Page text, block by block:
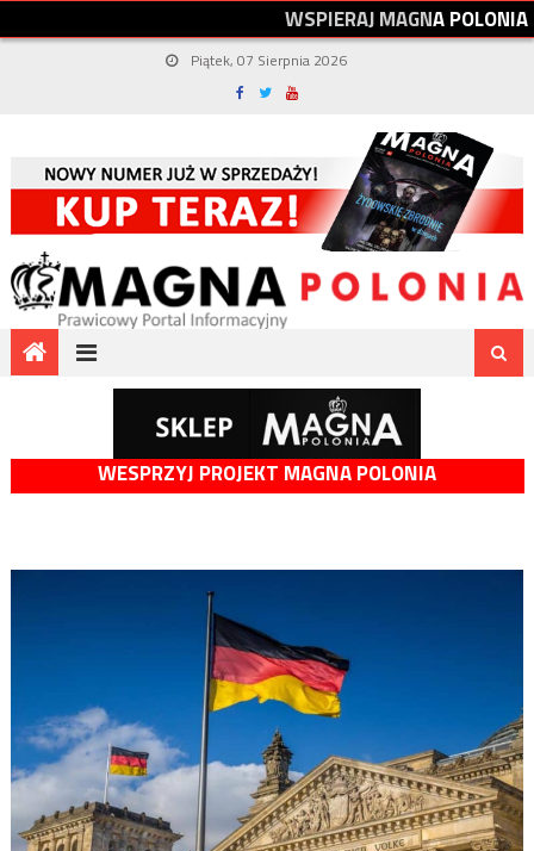
WSPIERAJMAGNAPOLONIA
Piątek, 07 Sierpnia 2026
WESPRZYJ PROJEKT MAGNA POLONIA